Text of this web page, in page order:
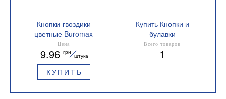
Кнопки-гвоздики
цветные Buromax
BM.5153
Цена
9.96 грн
штука
КУПИТЬ
Купить Кнопки и
булавки
Количество в упаковке
25 шт
Всего товаров
1